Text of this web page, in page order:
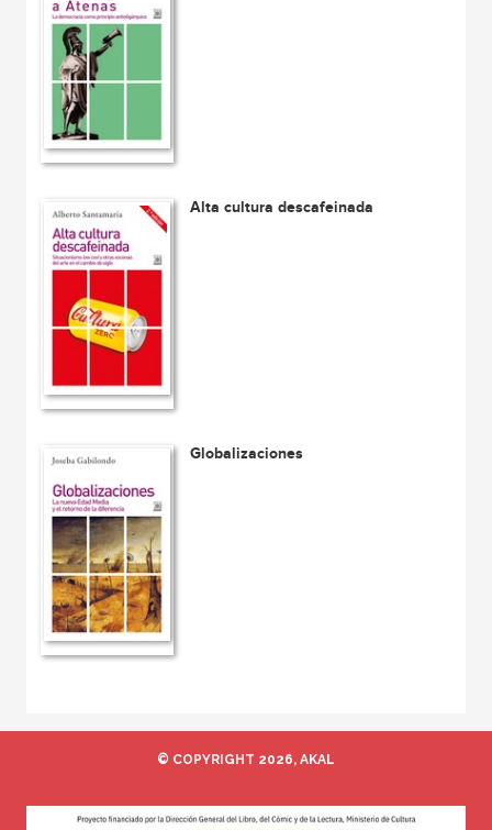
Alta cultura descafeinada
Globalizaciones
© COPYRIGHT 2026, AKAL